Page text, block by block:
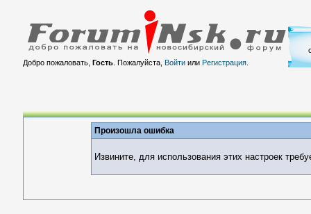
Добро пожаловать, Гость. Пожалуйста, Войтиили Регистрация.
Произошла ошибка
Извините, для использования этих настроек